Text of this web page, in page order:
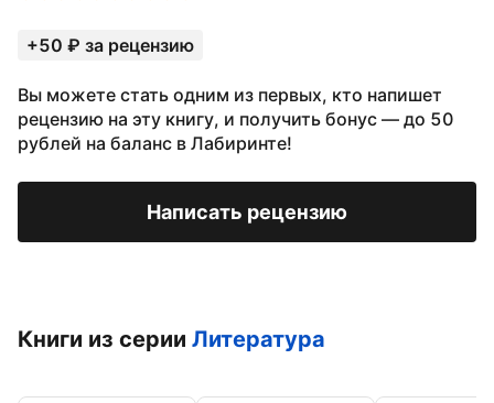
+50 ₽ за рецензию
Вы можете стать одним из первых, кто напишет
рецензию на эту книгу, и получить бонус — до 50
рублей на баланс в Лабиринте!
Написать рецензию
Книги из серии Литература